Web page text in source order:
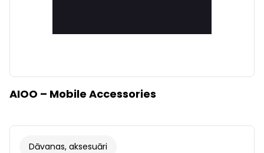
AIOO – Mobile Accessories
Dāvanas, aksesuāri